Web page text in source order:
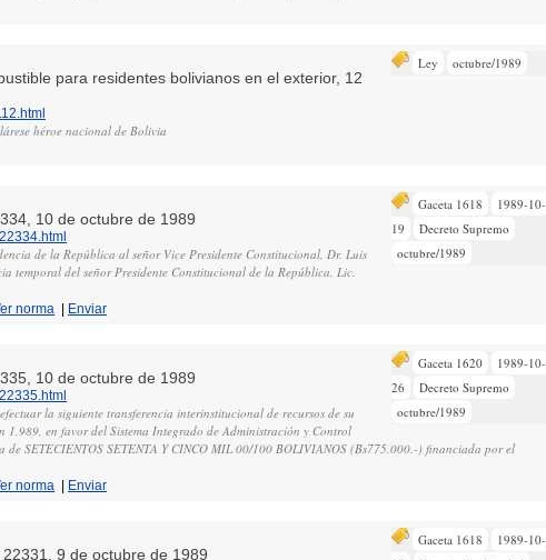
Ley octubre/1989
para residentes bolivianos en el exterior, 12
héroe nacional de Bolivia
Gaceta 1618
1989-10-
19
Decreto Supremo
octubre/1989
10 de octubre de 1989
de la República al señor Vice Presidente Constitucional, Dr. Luis
temporal del señor Presidente Constitucional de la República, Lic.
norma Enviar
Gaceta 1620
1989-10-
26
Decreto Supremo
octubre/1989
10 de octubre de 1989
la siguiente transferencia interinstitucional de recursos de su
1,989, en favor del Sistema Integrado de Administración y Control
de SETECIENTOS SETENTA Y CINCO MIL 00/100 BOLIVIANOS (Bs775.000.-) financiada por el
norma Enviar
Gaceta 1618
1989-10-
9 de octubre de 1989